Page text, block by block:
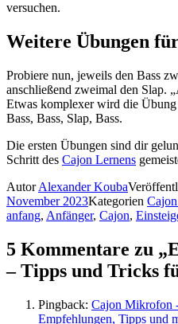
versuchen.
Weitere Übungen
Probiere nun, jeweils den Bass
anschließend zweimal den Slap.
Etwas komplexer wird die
Bass, Bass, Slap, Bass.
Die ersten Übungen sind dir
Schritt des Cajon Lernens
AutorAlexander Kouba
November 2023Kategorien
anfang, Anfänger, Cajon,
5 Kommentare zu
– Tipps und Tricks
Pingback: Cajon Mikrofon
Empfehlungen, Tipps und